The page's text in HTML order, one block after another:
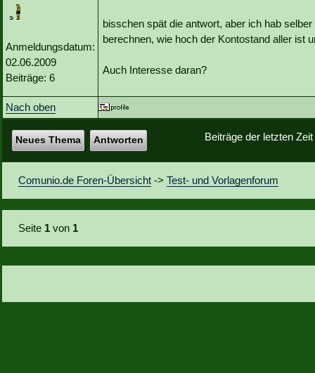
Anmeldungsdatum:
02.06.2009
Beiträge: 6
bisschen spät die antwort, aber ich hab
berechnen, wie hoch der Kontostand aller ist
Auch Interesse daran?
Nach oben
Beiträge der letzten
Neues Thema Antworten
Comunio.de Foren-Übersicht ->Test- und Vorlagenforum
Seite 1 von 1